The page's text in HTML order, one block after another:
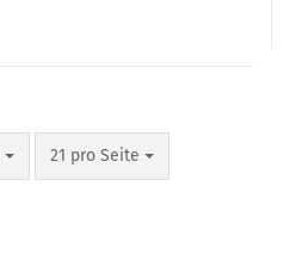
21 pro Seite
pro Seite